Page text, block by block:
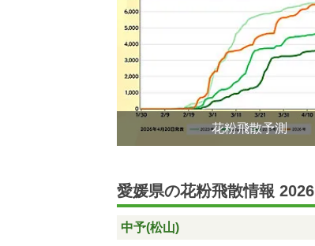
花粉飛散予測
愛媛県の花粉飛散情報 2026
中予(松山)